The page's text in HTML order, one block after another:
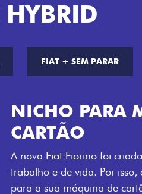
FIAT + SEM PARAR
CHAVE COM
Agora, a chave da sua
distância, e não mais
esse que trazem ainda